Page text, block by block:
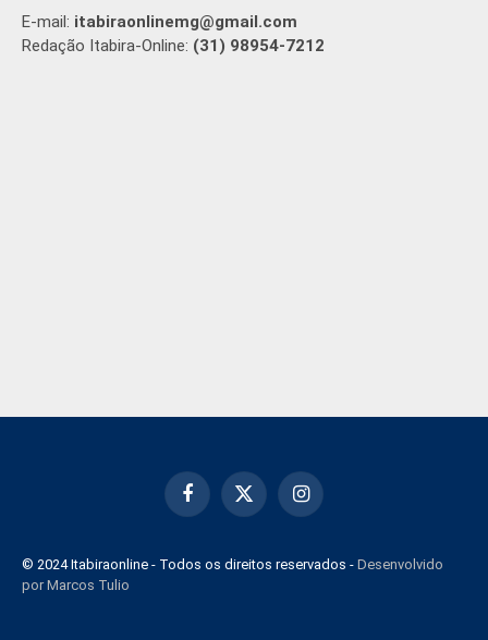
E-mail: itabiraonlinemg@gmail.com
Redação Itabira-Online: (31) 98954-7212
Facebook
X
Instagram
© 2024 Itabiraonline - Todos os direitos reservados - Desenvolvido
por Marcos Tulio